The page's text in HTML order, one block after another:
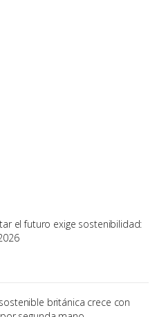
el futuro exige sostenibilidad:
británica crece con